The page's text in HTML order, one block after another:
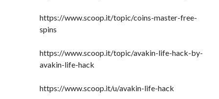
https://www.scoop.it/topic/coins-master-free-
spins
https://www.scoop.it/topic/avakin-life-hack-by-
avakin-life-hack
https://www.scoop.it/u/avakin-life-hack